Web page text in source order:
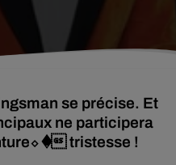
se précise. Et
ne participera
� tristesse !